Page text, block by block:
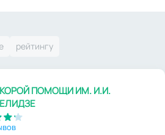
ПОМОЩИ ИМ. И.И.